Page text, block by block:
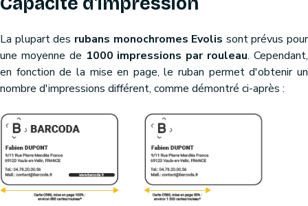
La plupart des rubans monochromes Evolis sont prévus pour
une moyenne de 1000 impressions par rouleau. Cependant,
en fonction de la mise en page, le ruban permet d'obtenir un
nombre d'impressions différent, comme démontré ci-après :